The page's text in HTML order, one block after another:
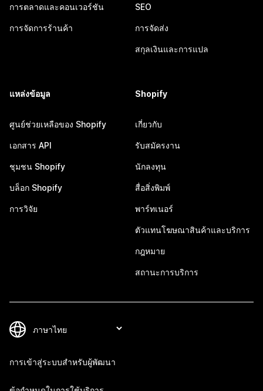
การตลาดและคอนเวอร์ชัน
การจัดการร้านค้า
SEO
การจัดส่ง
สกุลเงินและการแปล
แหล่งข้อมูล
ศูนย์ช่วยเหลือของ Shopify
เอกสาร API
ชุมชน Shopify
บล็อก Shopify
การวิจัย
Shopify
เกี่ยวกับ
รับสมัครงาน
นักลงทุน
สื่อสิ่งพิมพ์
พาร์ทเนอร์
ตัวแทนโฆษณาสินค้าและบริการ
กฎหมาย
สถานะการบริการ
การเข้าสู่ระบบสำหรับผู้พัฒนา